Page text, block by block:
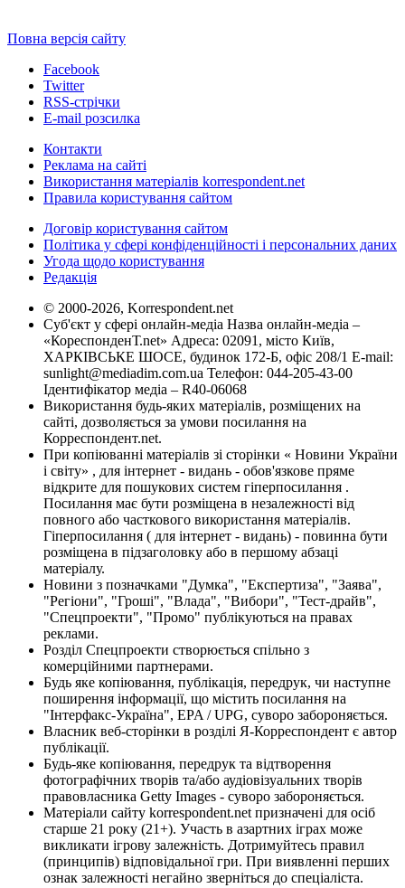
Повна версія сайту
Facebook
Twitter
RSS-стрічки
E-mail розсилка
Контакти
Реклама на сайті
Використання матеріалів korrespondent.net
Правила користування сайтом
Договір користування сайтом
Політика у сфері конфіденційності і персональних даних
Угода щодо користування
Редакція
© 2000-2026, Korrespondent.net
Суб'єкт у сфері онлайн-медіа Назва онлайн-медіа –
«КореспонденТ.net» Адреса: 02091, місто Київ,
ХАРКІВСЬКЕ ШОСЕ, будинок 172-Б, офіс 208/1 E-mail:
sunlight@mediadim.com.ua Телефон: 044-205-43-00
Ідентифікатор медіа – R40-06068
Використання будь-яких матеріалів, розміщених на
сайті, дозволяється за умови посилання на
Корреспондент.net.
При копіюванні матеріалів зі сторінки « Новини України
і світу» , для інтернет - видань - обов'язкове пряме
відкрите для пошукових систем гіперпосилання .
Посилання має бути розміщена в незалежності від
повного або часткового використання матеріалів.
Гіперпосилання ( для інтернет - видань) - повинна бути
розміщена в підзаголовку або в першому абзаці
матеріалу.
Новини з позначками "Думка", "Експертиза", "Заява",
"Регіони", "Гроші", "Влада", "Вибори", "Тест-драйв",
"Спецпроекти", "Промо" публікуються на правах
реклами.
Розділ Спецпроекти створюється спільно з
комерційними партнерами.
Будь яке копіювання, публікація, передрук, чи наступне
поширення інформації, що містить посилання на
"Інтерфакс-Україна", EPA / UPG, суворо забороняється.
Власник веб-сторінки в розділі Я-Корреспондент є автор
публікації.
Будь-яке копіювання, передрук та відтворення
фотографічних творів та/або аудіовізуальних творів
правовласника Getty Images - суворо забороняється.
Матеріали сайту korrespondent.net призначені для осіб
старше 21 року (21+). Участь в азартних іграх може
викликати ігрову залежність. Дотримуйтесь правил
(принципів) відповідальної гри. При виявленні перших
ознак залежності негайно зверніться до спеціаліста.